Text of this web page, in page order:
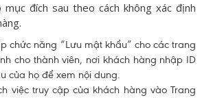
mục đích sau theo cách không xác định
chức năng “Lưu mật khẩu” cho các trang
cho thành viên, nơi khách hàng nhập ID
của họ để xem nội dung.
việc truy cập của khách hàng vào Trang